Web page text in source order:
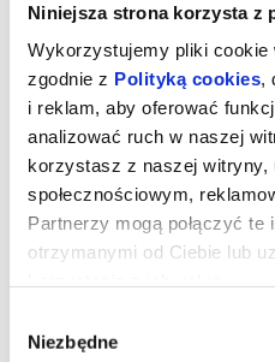
Niniejsza strona korzysta z
Wykorzystujemy pliki cookie
zgodnie z Polityką cookies,
i reklam, aby oferować
analizować ruch w naszej
korzystasz z naszej witryny,
społecznościowym,
Partnerzy mogą połączyć
otrzymanymi od Ciebie lub
zgody
Niezbędne
Dzień objawienia